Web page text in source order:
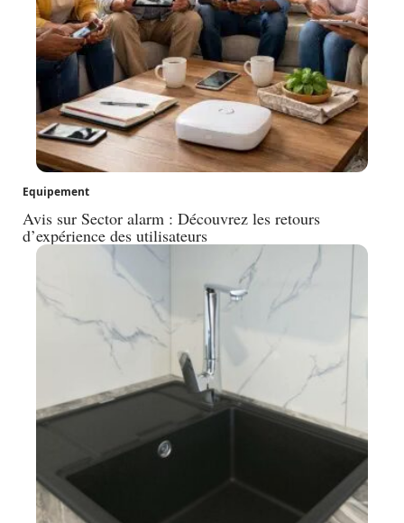
Equipement
Avis sur Sector alarm : Découvrez les retours
d’expérience des utilisateurs